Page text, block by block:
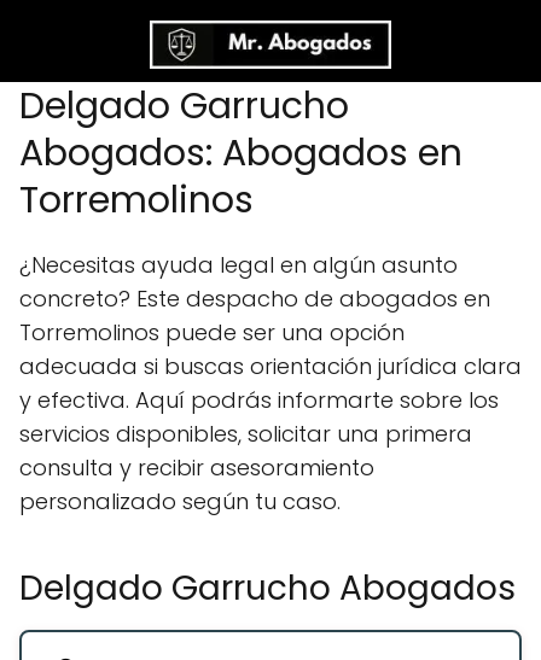
Delgado Garrucho
Abogados: Abogados en
Torremolinos
¿Necesitas ayuda legal en algún asunto
concreto? Este despacho de abogados en
Torremolinos puede ser una opción
adecuada si buscas orientación jurídica clara
y efectiva. Aquí podrás informarte sobre los
servicios disponibles, solicitar una primera
consulta y recibir asesoramiento
personalizado según tu caso.
Delgado Garrucho Abogados